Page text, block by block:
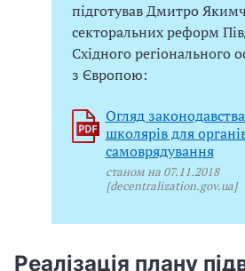
підготував Дмитро
секторальних реформ
Східного регіонального
з Європою:
Огляд
школярів для
самоврядування
станом на 07.11.2018
{decentralization.gov.ua}
Реалізація плану